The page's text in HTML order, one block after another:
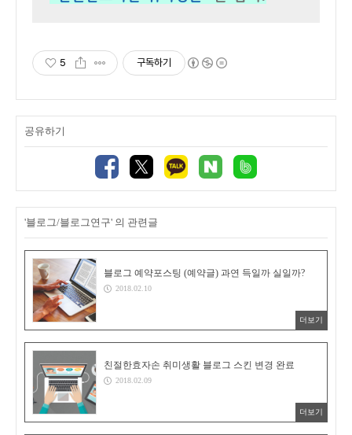
5 구독하기
공유하기
'블로그/블로그연구' 의 관련글
블로그 예약포스팅 (예약글) 과연 득일까 실일까?
2018.02.10
더보기
친절한효자손 취미생활 블로그 스킨 변경 완료
2018.02.09
더보기